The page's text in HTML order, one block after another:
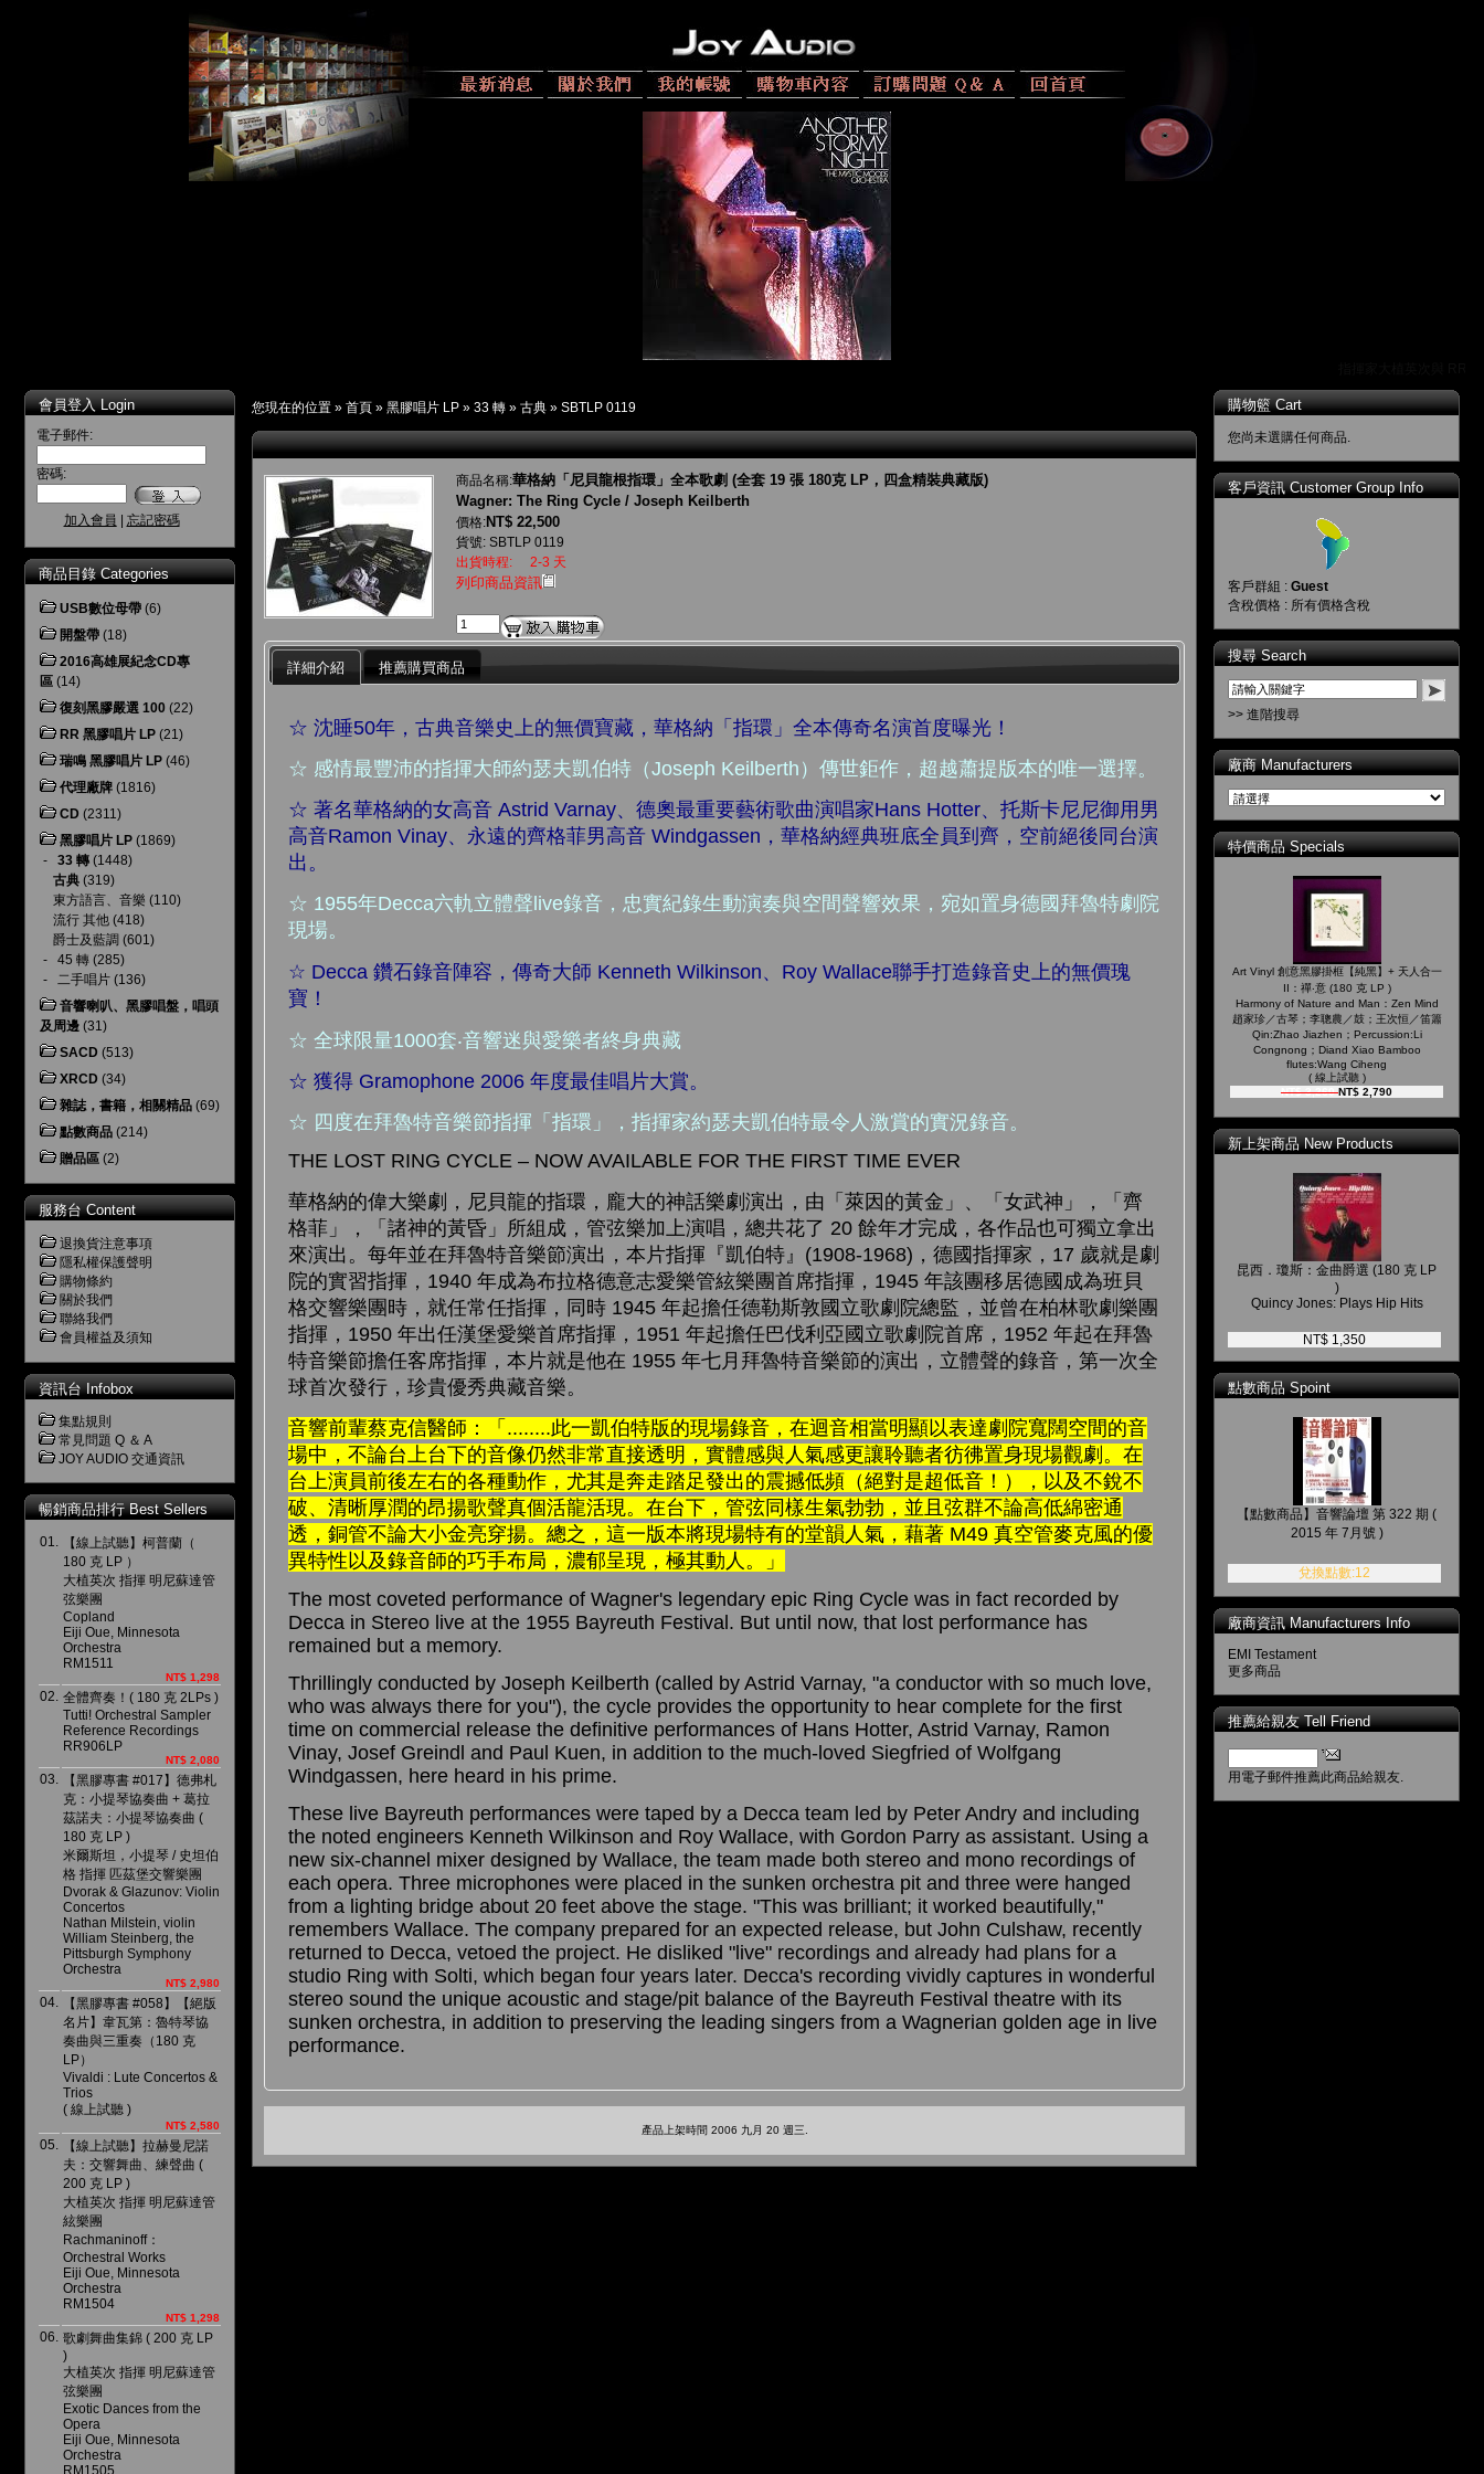
會員登入 Login
電子郵件:
密碼:
加入會員 忘記密碼
商品目錄 Categories
USB數位母帶 (6)
開盤帶 (18)
2016高雄展紀念CD專
區 (14)
復刻黑膠嚴選 100 (22)
RR 黑膠唱片 LP (21)
瑞鳴 黑膠唱片 LP (46)
代理廠牌 (1816)
CD (2311)
黑膠唱片 LP (1869)
- 33 轉 (1448)
古典 (319)
東方語言、音樂 (110)
流行 其他 (418)
爵士及藍調 (601)
- 45 轉 (285)
- 二手唱片 (136)
音響喇叭、黑膠唱盤，唱頭
及周邊 (31)
SACD (513)
XRCD (34)
雜誌，書籍，相關精品 (69)
點數商品 (214)
贈品區 (2)
服務台 Content
退換貨注意事項
隱私權保護聲明
購物條約
關於我們
聯絡我們
會員權益及須知
資訊台 Infobox
集點規則
常見問題 Q ＆ A
JOY AUDIO 交通資訊
暢銷商品排行 Best Sellers
01.
【線上試聽】柯普蘭（
180 克 LP ）
大植英次 指揮 明尼蘇達管
弦樂團
Copland
Eiji Oue, Minnesota
Orchestra
RM1511
NT$ 1,298
02. 全體齊奏！( 180 克 2LPs )
Tutti! Orchestral Sampler
Reference Recordings
RR906LP
NT$ 2,080
03.
【黑膠專書 #017】德弗札
克：小提琴協奏曲 + 葛拉
茲諾夫：小提琴協奏曲 (
180 克 LP )
米爾斯坦，小提琴 / 史坦伯
格 指揮 匹茲堡交響樂團
Dvorak & Glazunov: Violin
Concertos
Nathan Milstein, violin
William Steinberg, the
Pittsburgh Symphony
Orchestra
NT$ 2,980
04.
【黑膠專書 #058】【絕版
名片】韋瓦第：魯特琴協
奏曲與三重奏（180 克
LP）
Vivaldi : Lute Concertos &
Trios
( 線上試聽 )
NT$ 2,580
05.
【線上試聽】拉赫曼尼諾
夫：交響舞曲、練聲曲 (
200 克 LP )
大植英次 指揮 明尼蘇達管
絃樂團
Rachmaninoff：
Orchestral Works
Eiji Oue, Minnesota
Orchestra
RM1504
NT$ 1,298
06. 歌劇舞曲集錦 ( 200 克 LP
)
大植英次 指揮 明尼蘇達管
弦樂團
Exotic Dances from the
Opera
Eiji Oue, Minnesota
Orchestra
RM1505
您現在的位置 » 首頁 » 黑膠唱片 LP » 33 轉 » 古典 » SBTLP 0119
商品名稱:華格納「尼貝龍根指環」全本歌劇 (全套 19 張 180克 LP，四盒精裝典藏版)
Wagner: The Ring Cycle / Joseph Keilberth
價格:NT$ 22,500
貨號: SBTLP 0119
出貨時程:
2-3 天
列印商品資訊
詳細介紹 推薦購買商品
☆ 沈睡50年，古典音樂史上的無價寶藏，華格納「指環」全本傳奇名演首度曝光！
☆ 感情最豐沛的指揮大師約瑟夫凱伯特（Joseph Keilberth）傳世鉅作，超越蕭提版本的唯一選擇。
☆ 著名華格納的女高音 Astrid Varnay、德奧最重要藝術歌曲演唱家Hans Hotter、托斯卡尼尼御用男
高音Ramon Vinay、永遠的齊格菲男高音 Windgassen，華格納經典班底全員到齊，空前絕後同台演
出。
☆ 1955年Decca六軌立體聲live錄音，忠實紀錄生動演奏與空間聲響效果，宛如置身德國拜魯特劇院
現場。
☆ Decca 鑽石錄音陣容，傳奇大師 Kenneth Wilkinson、Roy Wallace聯手打造錄音史上的無價瑰
寶！
☆ 全球限量1000套‧音響迷與愛樂者終身典藏
☆ 獲得 Gramophone 2006 年度最佳唱片大賞。
☆ 四度在拜魯特音樂節指揮「指環」，指揮家約瑟夫凱伯特最令人激賞的實況錄音。
THE LOST RING CYCLE – NOW AVAILABLE FOR THE FIRST TIME EVER
華格納的偉大樂劇，尼貝龍的指環，龐大的神話樂劇演出，由「萊因的黃金」、「女武神」，「齊
格菲」，「諸神的黃昏」所組成，管弦樂加上演唱，總共花了 20 餘年才完成，各作品也可獨立拿出
來演出。每年並在拜魯特音樂節演出，本片指揮『凱伯特』(1908-1968)，德國指揮家，17 歲就是劇
院的實習指揮，1940 年成為布拉格德意志愛樂管絃樂團首席指揮，1945 年該團移居德國成為班貝
格交響樂團時，就任常任指揮，同時 1945 年起擔任德勒斯敦國立歌劇院總監，並曾在柏林歌劇樂團
指揮，1950 年出任漢堡愛樂首席指揮，1951 年起擔任巴伐利亞國立歌劇院首席，1952 年起在拜魯
特音樂節擔任客席指揮，本片就是他在 1955 年七月拜魯特音樂節的演出，立體聲的錄音，第一次全
球首次發行，珍貴優秀典藏音樂。
音響前輩蔡克信醫師：「........此一凱伯特版的現場錄音，在迴音相當明顯以表達劇院寬闊空間的音
場中，不論台上台下的音像仍然非常直接透明，實體感與人氣感更讓聆聽者彷彿置身現場觀劇。在
台上演員前後左右的各種動作，尤其是奔走踏足發出的震撼低頻（絕對是超低音！），以及不銳不
破、清晰厚潤的昂揚歌聲真個活龍活現。在台下，管弦同樣生氣勃勃，並且弦群不論高低綿密通
透，銅管不論大小金亮穿揚。總之，這一版本將現場特有的堂韻人氣，藉著 M49 真空管麥克風的優
異特性以及錄音師的巧手布局，濃郁呈現，極其動人。」
The most coveted performance of Wagner's legendary epic Ring Cycle was in fact recorded by
Decca in Stereo live at the 1955 Bayreuth Festival. But until now, that lost performance has
remained but a memory.
Thrillingly conducted by Joseph Keilberth (called by Astrid Varnay, "a conductor with so much love,
who was always there for you"), the cycle provides the opportunity to hear complete for the first
time on commercial release the definitive performances of Hans Hotter, Astrid Varnay, Ramon
Vinay, Josef Greindl and Paul Kuen, in addition to the much-loved Siegfried of Wolfgang
Windgassen, here heard in his prime.
These live Bayreuth performances were taped by a Decca team led by Peter Andry and including
the noted engineers Kenneth Wilkinson and Roy Wallace, with Gordon Parry as assistant. Using a
new six-channel mixer designed by Wallace, the team made both stereo and mono recordings of
each opera. Three microphones were placed in the sunken orchestra pit and three were hanged
from a lighting bridge about 20 feet above the stage. "This was brilliant; it worked beautifully,"
remembers Wallace. The company prepared for an expected release, but John Culshaw, recently
returned to Decca, vetoed the project. He disliked "live" recordings and already had plans for a
studio Ring with Solti, which began four years later. Decca's recording vividly captures in wonderful
stereo sound the unique acoustic and stage/pit balance of the Bayreuth Festival theatre with its
sunken orchestra, in addition to preserving the leading singers from a Wagnerian golden age in live
performance.
產品上架時間 2006 九月 20 週三.
購物籃 Cart
您尚未選購任何商品.
客戶資訊 Customer Group Info
客戶群組 : Guest
含稅價格 : 所有價格含稅
搜尋 Search
>> 進階搜尋
廠商 Manufacturers
特價商品 Specials
Art Vinyl 創意黑膠掛框【純黑】+ 天人合一
II：禪‧意 (180 克 LP )
Harmony of Nature and Man：Zen Mind
趙家珍／古琴；李聰農／鼓；王次恒／笛簫
Qin:Zhao Jiazhen；Percussion:Li
Congnong；Diand Xiao Bamboo
flutes:Wang Ciheng
( 線上試聽 )
NT$ 3,260NT$ 2,790
新上架商品 New Products
昆西．瓊斯：金曲爵選 (180 克 LP
)
Quincy Jones: Plays Hip Hits
NT$ 1,350
點數商品 Spoint
【點數商品】音響論壇 第 322 期 (
2015 年 7月號 )
兌換點數:12
廠商資訊 Manufacturers Info
EMI Testament
更多商品
推薦給親友 Tell Friend
用電子郵件推薦此商品給親友.